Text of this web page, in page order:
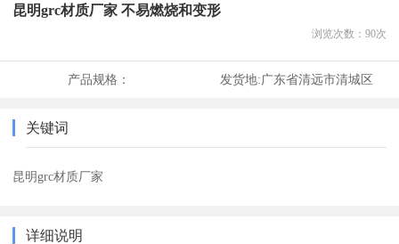
昆明grc材质厂家 不易燃烧和变形
浏览次数： 90次
产品规格： 发货地:广东省清远市清城区
关键词
昆明grc材质厂家
详细说明